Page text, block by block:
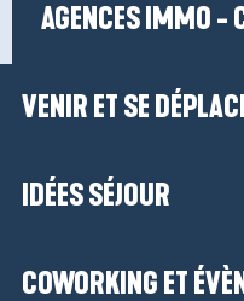
AGENCES IMMO -
VENIR ET SE
IDÉES SÉJOUR
COWORKING ET